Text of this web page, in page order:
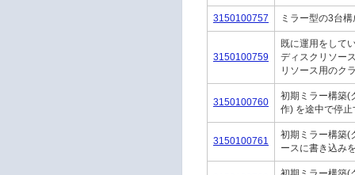
3150100757 ミラー型の3台
3150100759
既に運用をして
ディスクリソー
リソース用のク
3150100760
初期ミラー構築(
作) を途中で停
3150100761
初期ミラー構築(
ースに書き込み